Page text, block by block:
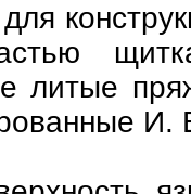
литые